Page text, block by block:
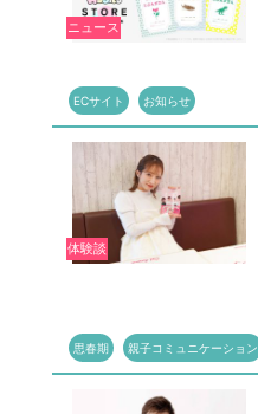
ニュース
ECサイト お知らせ
体験談
思春期 親子コミュニケーション